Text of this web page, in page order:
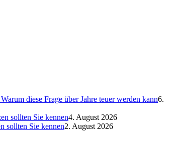
diese Frage über Jahre teuer werden kann6.
sollten Sie kennen4. August 2026
sollten Sie kennen2. August 2026